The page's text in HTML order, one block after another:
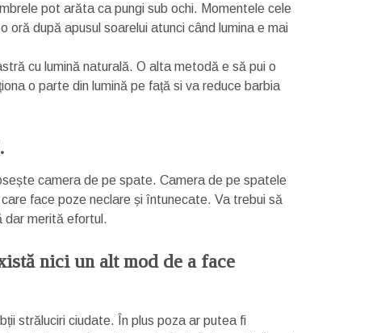
pot arăta ca pungi sub ochi. Momentele cele
oră după apusul soarelui atunci când lumina e mai
cu lumină naturală. O alta metodă e să pui o
o parte din lumină pe față si va reduce barbia
camera de pe spate. Camera de pe spatele
face poze neclare și întunecate. Va trebui să
dar merită efortul.
nici un alt mod de a face
străluciri ciudate. În plus poza ar putea fi